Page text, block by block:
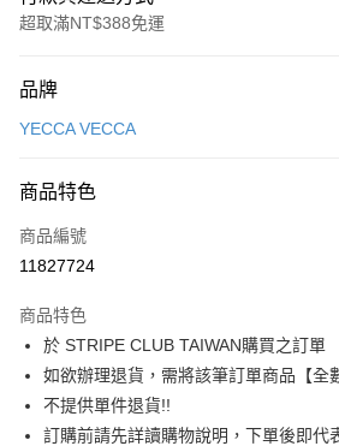
超取滿NT$388免運
信用卡一次付款
3 期 0 利率 每期
合作金庫商業銀行
上海商業儲蓄銀行
臺灣中小企業銀行
匯豐（台灣）商業銀行
華泰商
聯邦商業銀行
遠東國
元大商業銀行
玉山商業銀行
星展（
超商取貨付款
LINE Pay
Apple Pay
街口支付
悠遊付
品牌
YECCA VECCA
商品特色
商品編號
11827724
商品特色
於 STRIPE CLUB TAIWAN購買之訂單
如欲辦理退貨，需將該筆訂單商品【全
不提供單件退貨!!
訂購前請先詳讀購物說明，下單後即代